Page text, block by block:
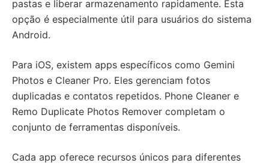
pastas e liberar armazenamento rapidamente. Esta
opção é especialmente útil para usuários do sistema
Android.
Para iOS, existem apps específicos como Gemini
Photos e Cleaner Pro. Eles gerenciam fotos
duplicadas e contatos repetidos. Phone Cleaner e
Remo Duplicate Photos Remover completam o
conjunto de ferramentas disponíveis.
Cada app oferece recursos únicos para diferentes